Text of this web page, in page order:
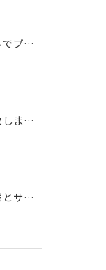
プラペンデュアルでプラズマ照射
モニター様募集致します！
自爪育成はお客様とサロンの二人三脚